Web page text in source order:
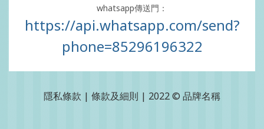
whatsapp傳送門：
https://api.whatsapp.com/send?
phone=85296196322
隱私條款 | 條款及細則 | 2022 © 品牌名稱